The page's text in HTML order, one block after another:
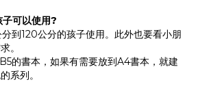
可以使用?
到120公分的孩子使用。此外也要看小朋
。
的書本，如果有需要放到A4書本，就建
系列。